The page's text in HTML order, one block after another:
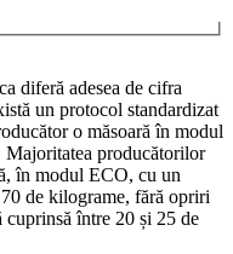
diferă adesea de cifra
un protocol standardizat
o măsoară în modul
producătorilor
în modul ECO, cu un
de kilograme, fără opriri
cuprinsă între 20 și 25 de